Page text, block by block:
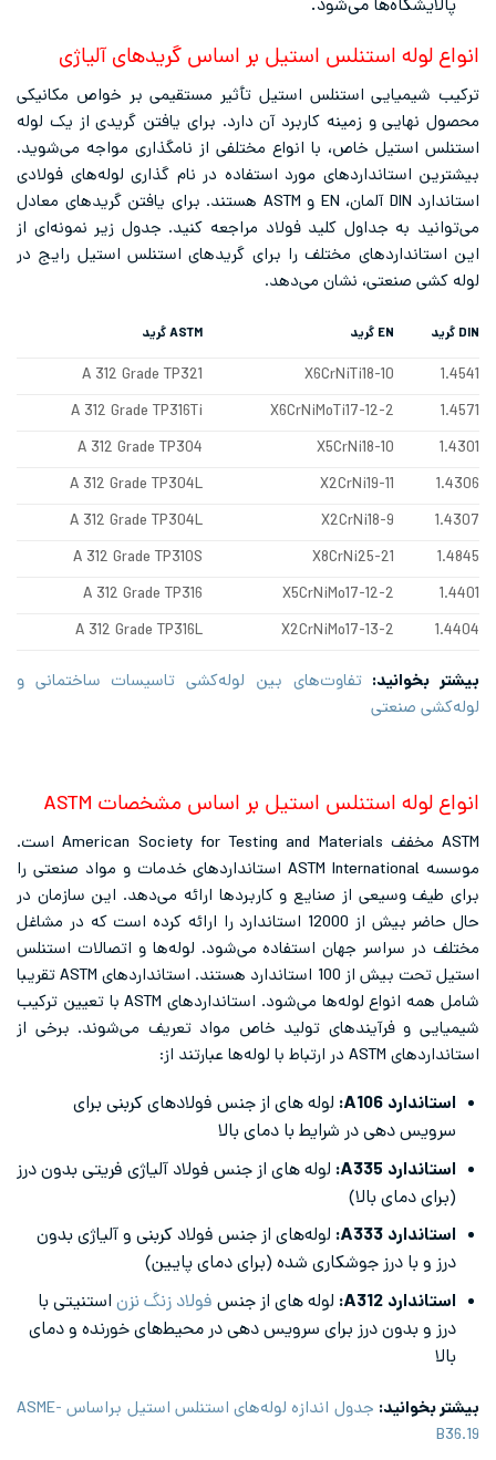
پالایشگاه‌ها می‌شود.
انواع لوله استنلس استیل بر اساس گریدهای آلیاژی
ترکیب شیمیایی استنلس استیل تأثیر مستقیمی بر خواص مکانیکی
محصول نهایی و زمینه کاربرد آن دارد. برای یافتن گریدی از یک لوله
استنلس استیل خاص، با انواع مختلفی از نامگذاری مواجه می‌شوید.
بیشترین استانداردهای مورد استفاده در نام گذاری لوله‌‌های فولادی
استاندارد DIN آلمان، EN و ASTM هستند. برای یافتن گریدهای معادل
می‌توانید به جداول کلید فولاد مراجعه کنید. جدول زیر نمونه‌‌ای از
این استانداردهای مختلف را برای گریدهای استنلس استیل رایج در
لوله کشی صنعتی، نشان می‌‌دهد.
DIN گرید EN گرید ASTMگرید
1.4541
X6CrNiTi18-10
A 312 Grade TP321
1.4571
X6CrNiMoTi17-12-2
A 312 Grade TP316Ti
1.4301
X5CrNi18-10
A 312 Grade TP304
1.4306
X2CrNi19-11
A 312 Grade TP304L
1.4307
X2CrNi18-9
A 312 Grade TP304L
1.4845
X8CrNi25-21
A 312 Grade TP310S
1.4401
X5CrNiMo17-12-2
A 312 Grade TP316
1.4404
X2CrNiMo17-13-2
A 312 Grade TP316L
بیشتر بخوانید: تفاوت‌های بین لوله‌کشی تاسیسات ساختمانی و
لوله‌کشی صنعتی
انواع لوله استنلس استیل بر اساس مشخصات ASTM
ASTM مخفف American Society for Testing and Materials است.
موسسه ASTM International استانداردهای خدمات و مواد صنعتی را
برای طیف وسیعی از صنایع و کاربردها ارائه می‌دهد. این سازمان در
حال حاضر بیش از 12000 استاندارد را ارائه کرده است که در مشاغل
مختلف در سراسر جهان استفاده می‌شود. لوله‌ها و اتصالات استنلس
استیل تحت بیش از 100 استاندارد هستند. استانداردهای ASTM تقریبا
شامل همه انواع لوله‌ها می‌شود. استانداردهای ASTM با تعیین ترکیب
شیمیایی و فرآیندهای تولید خاص مواد تعریف می‌شوند. برخی از
استانداردهای ASTM در ارتباط با لوله‌ها عبارتند از:
استاندارد A106
: لوله های از جنس فولادهای کربنی برای
سرویس دهی در شرایط با دمای بالا
استاندارد A335
: لوله های از جنس فولاد آلیاژی فریتی بدون درز
(برای دمای بالا)
استاندارد A333
: لوله‌‌های از جنس فولاد کربنی و آلیاژی بدون
درز و با درز جوشکاری شده (برای دمای پایین)
استاندارد A312
: لوله های از جنس فولاد زنگ نزناستنیتی با
درز و بدون درز برای سرویس دهی در محیط‌های خورنده و دمای
بالا
بیشتر بخوانید:
جدول اندازه لوله‌های استنلس استیل براساس ASME-
B36.19